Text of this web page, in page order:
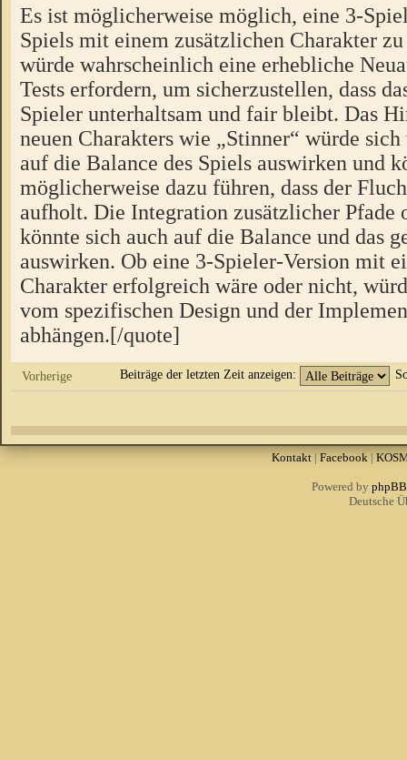
Es ist möglicherweise möglich, eine 3-
Spiels mit einem zusätzlichen Charakter
würde wahrscheinlich eine erhebliche
Tests erfordern, um sicherzustellen, dass
Spieler unterhaltsam und fair bleibt. Das
neuen Charakters wie „Stinner“ würde
auf die Balance des Spiels auswirken und
möglicherweise dazu führen, dass der
aufholt. Die Integration zusätzlicher Pfade
könnte sich auch auf die Balance und das
auswirken. Ob eine 3-Spieler-Version mit
Charakter erfolgreich wäre oder nicht,
vom spezifischen Design und der
abhängen.[/quote]
Vorherige Beiträge der letzten Zeit anzeigen:
Kontakt| Facebook|
Powered by phpBB
Deutsche